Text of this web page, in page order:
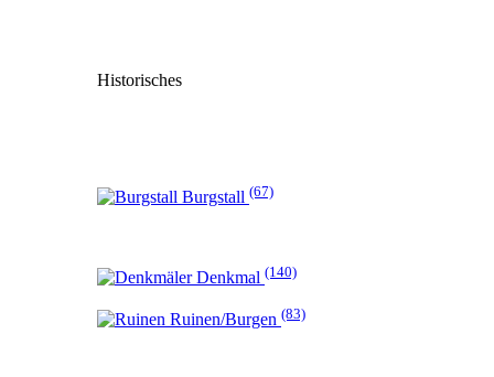
Historisches
Burgstall (67)
Denkmal (140)
Ruinen/Burgen (83)